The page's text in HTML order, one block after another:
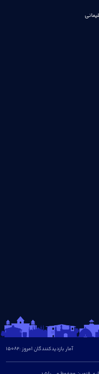
آمار بازدیدکنندگان امروز :15082